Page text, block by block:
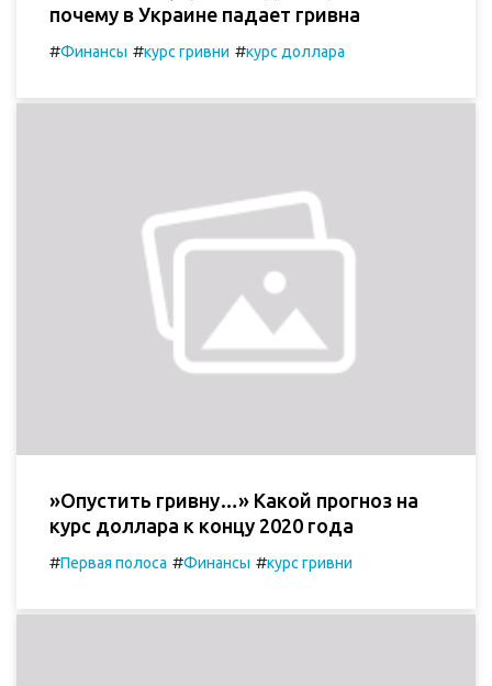
почему в Украине падает гривна
#Финансы #курс гривни #курс доллара
»Опустить гривну…» Какой прогноз на
курс доллара к концу 2020 года
#Первая полоса #Финансы #курс гривни